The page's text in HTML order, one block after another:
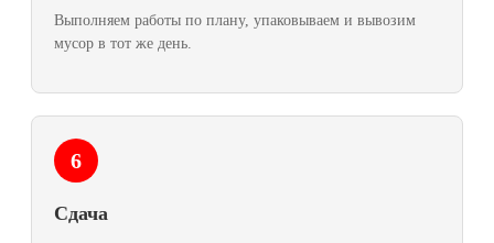
Выполняем работы по плану, упаковываем и вывозим
мусор в тот же день.
6
Сдача